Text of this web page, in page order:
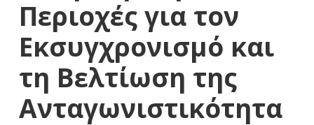
Περιοχές για τον
Εκσυγχρονισμό και
τη Βελτίωση της
Ανταγωνιστικότητα